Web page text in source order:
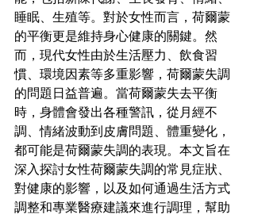
睡眠、生殖等。對於女性而言，荷爾蒙
的平衡更是維持身心健康的關鍵。然
而，現代女性由於生活壓力、飲食習
慣、環境因素等多重影響，荷爾蒙失調
的問題日益普遍。當荷爾蒙失去平衡
時，身體會發出各種警訊，從月經不
調、情緒波動到皮膚問題、體重變化，
都可能是荷爾蒙失調的表現。本文旨在
深入探討女性荷爾蒙失調的常見症狀、
對健康的影響，以及如何通過生活方式
調整和專業醫療建議來進行調理，幫助